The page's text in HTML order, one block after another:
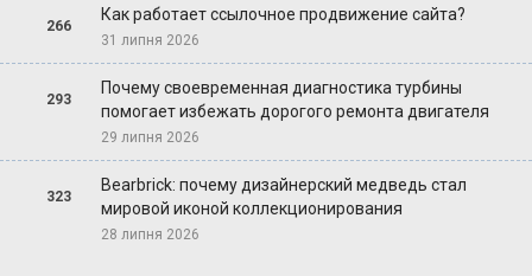
266
Как работает ссылочное продвижение сайта?
31 липня 2026
293
Почему своевременная диагностика турбины
помогает избежать дорогого ремонта двигателя
29 липня 2026
323
Bearbrick: почему дизайнерский медведь стал
мировой иконой коллекционирования
28 липня 2026